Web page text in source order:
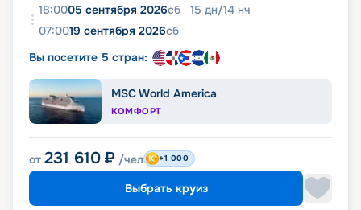
18:0005 сентября 2026сб 15 дн/14 нч
07:0019 сентября 2026сб
Вы посетите 5 стран:
MSC World America
КОМФОРТ
от 231 610 ₽ /чел +1 000
Выбрать круиз